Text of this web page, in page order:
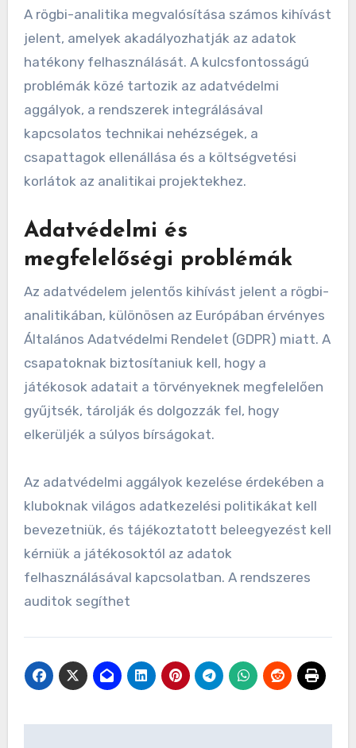
A rögbi-analitika megvalósítása számos kihívást
jelent, amelyek akadályozhatják az adatok
hatékony felhasználását. A kulcsfontosságú
problémák közé tartozik az adatvédelmi
aggályok, a rendszerek integrálásával
kapcsolatos technikai nehézségek, a
csapattagok ellenállása és a költségvetési
korlátok az analitikai projektekhez.
Adatvédelmi és
megfelelőségi problémák
Az adatvédelem jelentős kihívást jelent a rögbi-
analitikában, különösen az Európában érvényes
Általános Adatvédelmi Rendelet (GDPR) miatt. A
csapatoknak biztosítaniuk kell, hogy a
játékosok adatait a törvényeknek megfelelően
gyűjtsék, tárolják és dolgozzák fel, hogy
elkerüljék a súlyos bírságokat.
Az adatvédelmi aggályok kezelése érdekében a
kluboknak világos adatkezelési politikákat kell
bevezetniük, és tájékoztatott beleegyezést kell
kérniük a játékosoktól az adatok
felhasználásával kapcsolatban. A rendszeres
auditok segíthet